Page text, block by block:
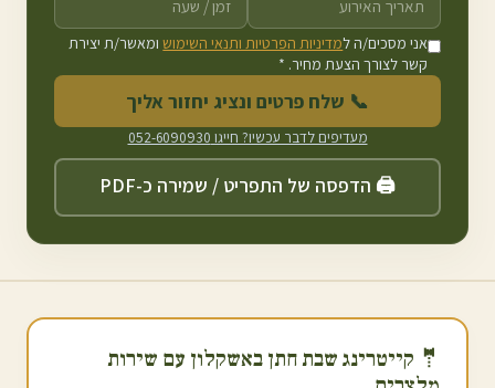
אני מסכים/ה למדיניות הפרטיות ותנאי השימושומאשר/ת יצירת
קשר לצורך הצעת מחיר. *
📞 שלח פרטים ונציג יחזור אליך
מעדיפים לדבר עכשיו? חייגו 052-6090930
🖨️ הדפסה של התפריט / שמירה כ-PDF
🤵 קייטרינג שבת חתן באשקלון עם שירות